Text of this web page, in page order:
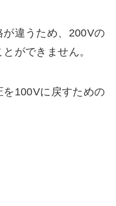
違うため、200Vの
ができません。
100Vに戻すための